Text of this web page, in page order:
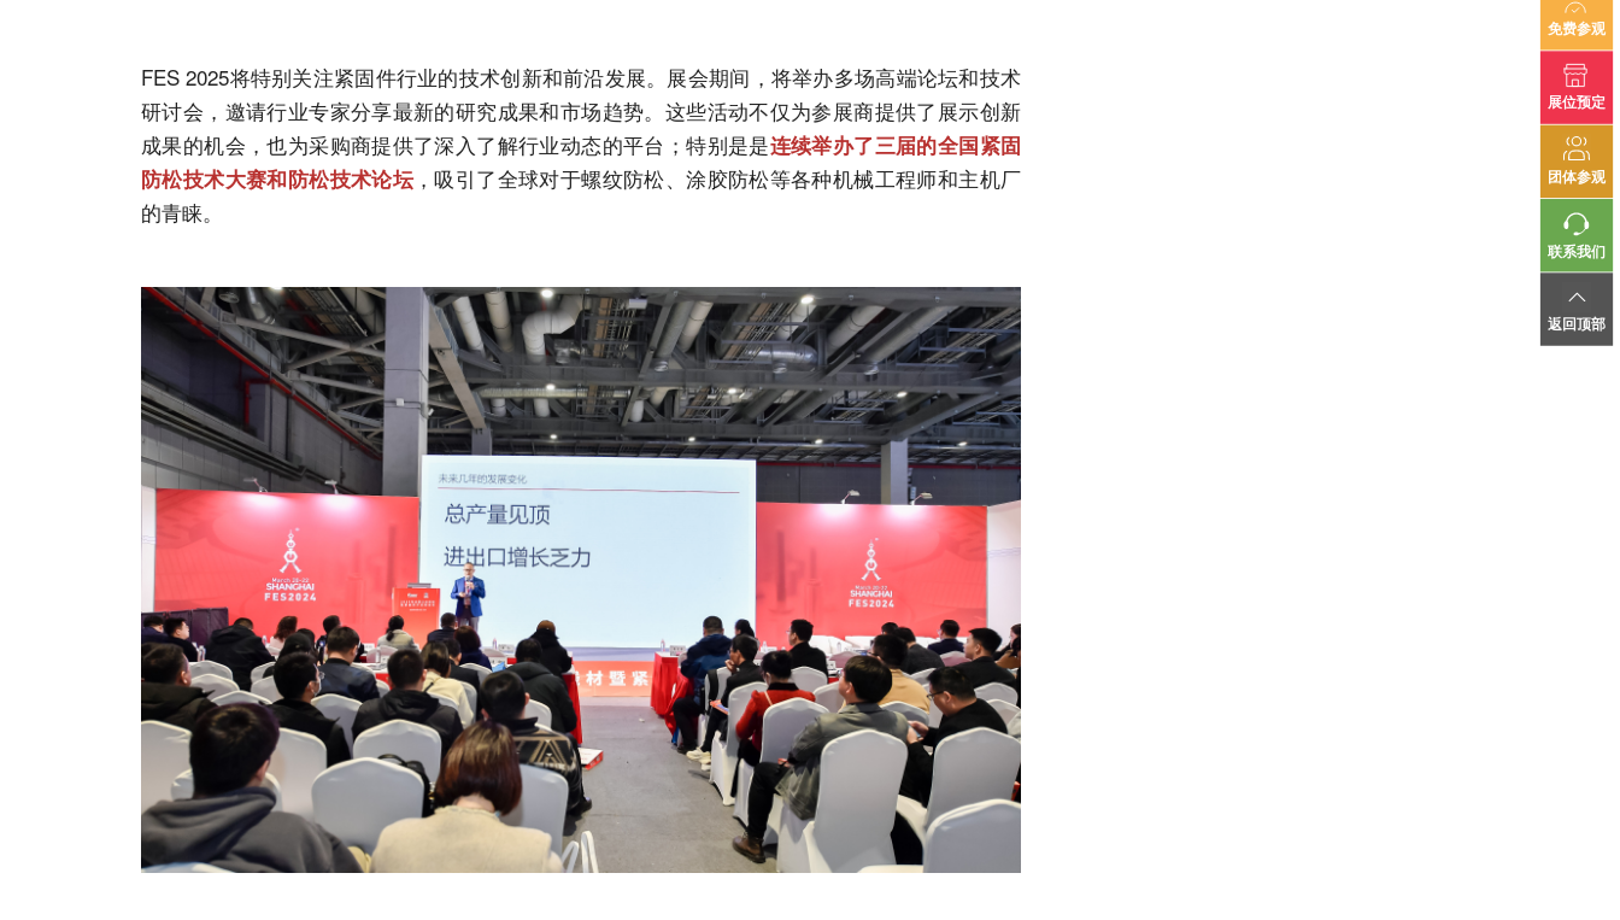
免费参观
展位预定
团体参观
联系我们
返回顶部
FES 2025将特别关注紧固件行业的技术创新和前沿发展。展会期间，将举办多场高端论坛和技术
研讨会，邀请行业专家分享最新的研究成果和市场趋势。这些活动不仅为参展商提供了展示创新
成果的机会，也为采购商提供了深入了解行业动态的平台；特别是是连续举办了三届的全国紧固
防松技术大赛和防松技术论坛，吸引了全球对于螺纹防松、涂胶防松等各种机械工程师和主机厂
的青睐。